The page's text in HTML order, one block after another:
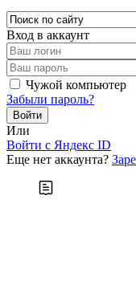
Вход в аккаунт
Чужой компьютер
Забыли пароль?
Или
Войти c Яндекс ID
Еще нет аккаунта?